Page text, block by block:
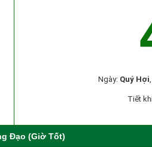
Ngày: Quý Hợi
Tiết
Đạo (Giờ Tốt)